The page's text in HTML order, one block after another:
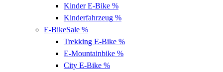
Kinder E-Bike %
Kinderfahrzeug %
E-BikeSale %
Trekking E-Bike %
E-Mountainbike %
City E-Bike %